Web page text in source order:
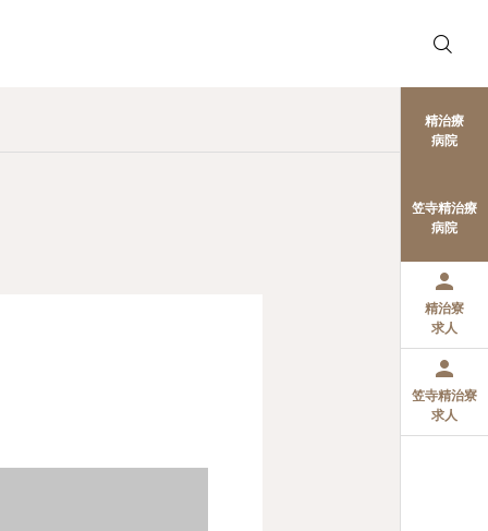
精治療
病院
笠寺精治療
病院
精治寮
求人
笠寺精治寮
求人